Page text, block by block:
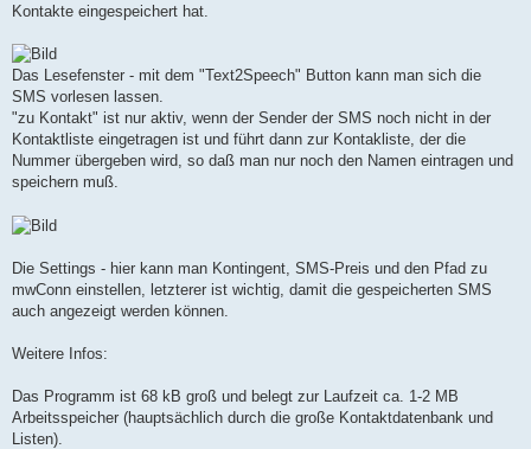
Kontakte eingespeichert hat.
Das Lesefenster - mit dem "Text2Speech" Button kann man sich die
SMS vorlesen lassen.
"zu Kontakt" ist nur aktiv, wenn der Sender der SMS noch nicht in der
Kontaktliste eingetragen ist und führt dann zur Kontakliste, der die
Nummer übergeben wird, so daß man nur noch den Namen eintragen und
speichern muß.
Die Settings - hier kann man Kontingent, SMS-Preis und den Pfad zu
mwConn einstellen, letzterer ist wichtig, damit die gespeicherten SMS
auch angezeigt werden können.
Weitere Infos:
Das Programm ist 68 kB groß und belegt zur Laufzeit ca. 1-2 MB
Arbeitsspeicher (hauptsächlich durch die große Kontaktdatenbank und
Listen).